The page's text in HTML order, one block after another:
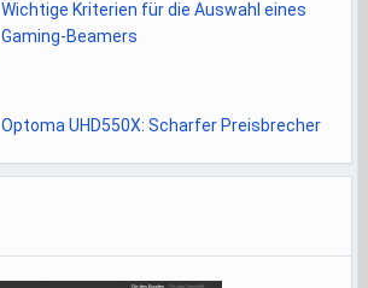
Wichtige Kriterien für die Auswahl eines
Gaming-Beamers
Optoma UHD550X: Scharfer Preisbrecher